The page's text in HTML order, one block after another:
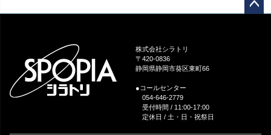
株式会社シラトリ
〒420-0836
静岡県静岡市葵区東町66
●コールセンター
054-646-2779
受付時間 / 11:00-17:00
定休日 / 土・日・祝祭日